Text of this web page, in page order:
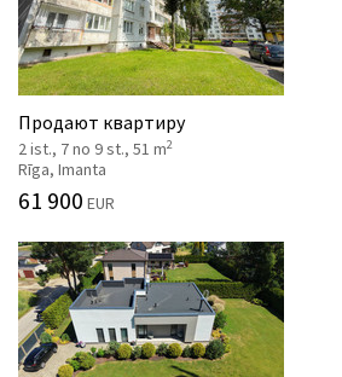
Продают квартиру
2 ist., 7 no 9 st., 51 m2
Rīga, Imanta
61 900 EUR